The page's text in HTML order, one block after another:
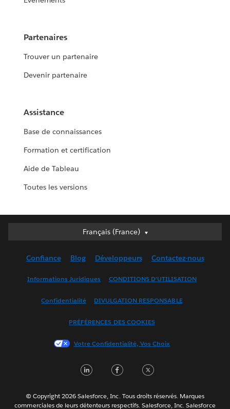
Partenaires
Trouver un partenaire
Devenir partenaire
Assistance
Base de connaissances
Formation et certification
Aide de Tableau
Toutes les versions
Français (France)
Français (France)
English (UK)
Français (Canada)
한국어
Português
ไทย
Confiance Blog Développeurs Contactez-nous
Informations Juridiques CONDITIONS D'UTILISATION
Confidentialité DIVULGATION RESPONSABLE
PRÉFÉRENCES DES COOKIES
Votre Confidentialité, Vos Choix
LinkedInFacebook
© Copyright 2026 Salesforce, Inc. Tous droits réservés. Marques
commerciales de leurs détenteurs respectifs. Salesforce, Inc. Salesforce